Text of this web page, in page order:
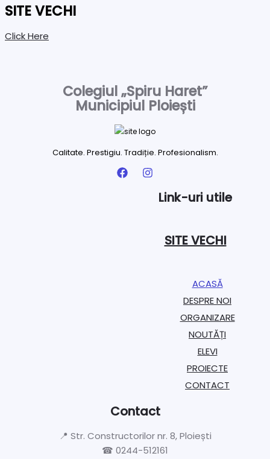
SITE VECHI
Click Here
Colegiul „Spiru Haret”
Municipiul Ploiești
Calitate. Prestigiu. Tradiție. Profesionalism.
Link-uri utile
SITE VECHI
ACASĂ
DESPRE NOI
ORGANIZARE​
NOUTĂȚI
ELEVI
PROIECTE​
CONTACT
Contact
📍 Str. Constructorilor nr. 8, Ploiești
☎ 0244-512161